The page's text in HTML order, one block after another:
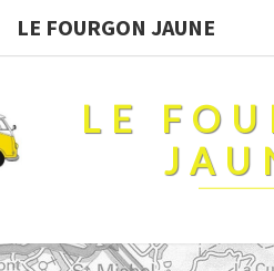
LE FOURGON JAUNE
LE